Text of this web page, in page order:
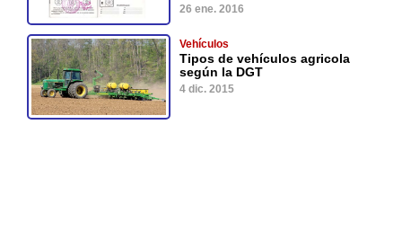
26 ene. 2016
Vehículos
Tipos de vehículos agricola
según la DGT
4 dic. 2015